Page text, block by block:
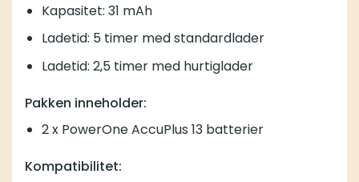
Kapasitet: 31 mAh
Ladetid: 5 timer med standardlader
Ladetid: 2,5 timer med hurtiglader
Pakken inneholder:
2 x PowerOne AccuPlus 13 batterier
Kompatibilitet: